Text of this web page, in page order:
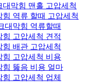
막힘 맨홀 고압세척
역류 할때 고압세척
대막힘 역류할때
고압세척 견적
배관 고압세척
고압세척 비용
힘 뚫음 비용 얼마
고압세척 업체